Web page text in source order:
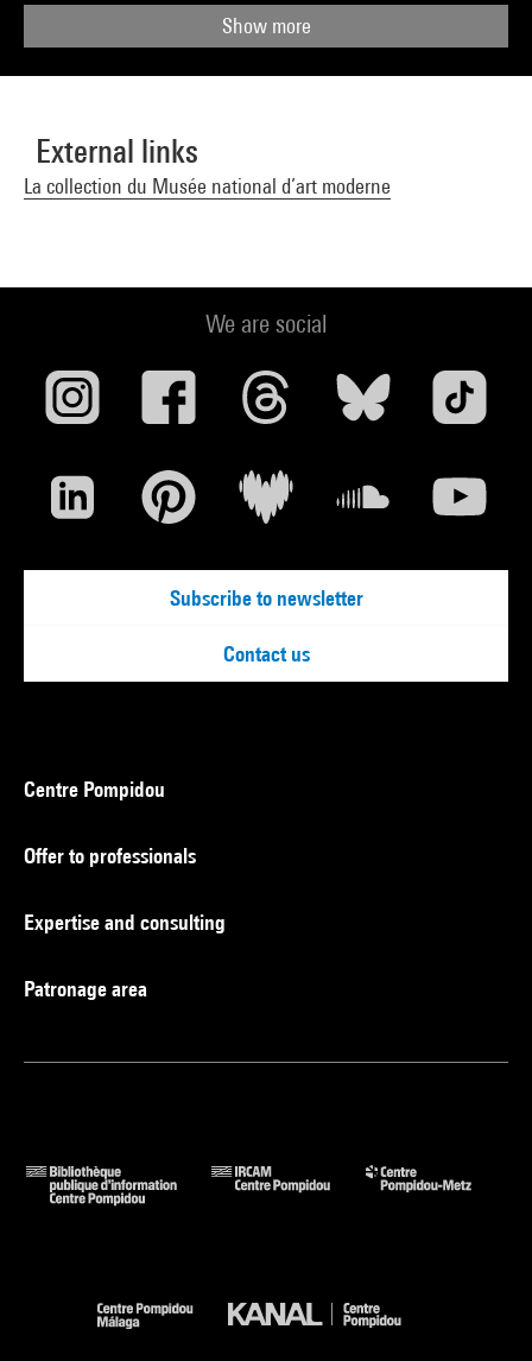
Show more
External links
La collection du Musée national d’art moderne
We are social
Subscribe to newsletter
Contact us
Centre Pompidou
Offer to professionals
Expertise and consulting
Patronage area